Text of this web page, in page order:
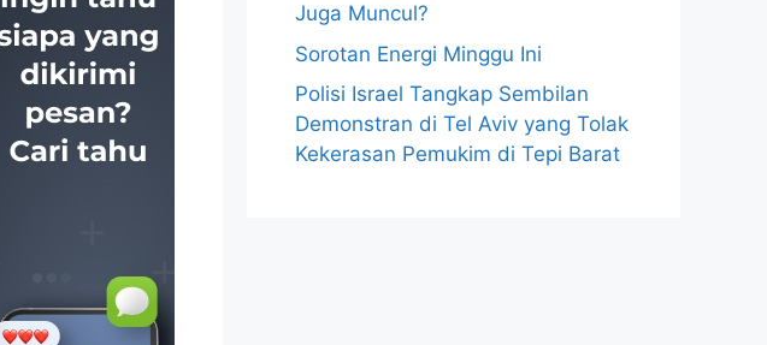
Juga Muncul?
Sorotan Energi Minggu Ini
Polisi Israel Tangkap Sembilan
Demonstran di Tel Aviv yang Tolak
Kekerasan Pemukim di Tepi Barat